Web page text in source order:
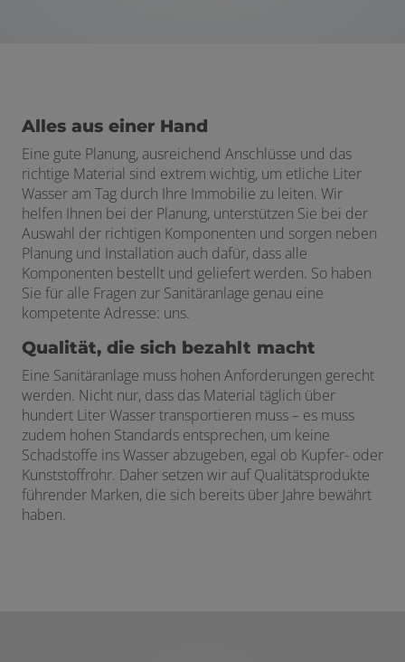
Alles aus einer Hand
Eine gute Planung, ausreichend Anschlüsse und das
richtige Material sind extrem wichtig, um etliche Liter
Wasser am Tag durch Ihre Immobilie zu leiten. Wir
helfen Ihnen bei der Planung, unterstützen Sie bei der
Auswahl der richtigen Komponenten und sorgen neben
Planung und Installation auch dafür, dass alle
Komponenten bestellt und geliefert werden. So haben
Sie für alle Fragen zur Sanitäranlage genau eine
kompetente Adresse: uns.
Qualität, die sich bezahlt macht
Eine Sanitäranlage muss hohen Anforderungen gerecht
werden. Nicht nur, dass das Material täglich über
hundert Liter Wasser transportieren muss – es muss
zudem hohen Standards entsprechen, um keine
Schadstoffe ins Wasser abzugeben, egal ob Kupfer- oder
Kunststoffrohr. Daher setzen wir auf Qualitätsprodukte
führender Marken, die sich bereits über Jahre bewährt
haben.